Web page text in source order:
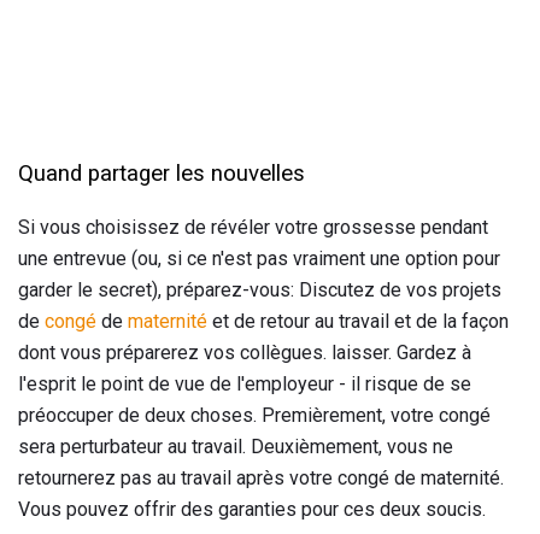
Quand partager les nouvelles
Si vous choisissez de révéler votre grossesse pendant
une entrevue (ou, si ce n'est pas vraiment une option pour
garder le secret), préparez-vous: Discutez de vos projets
de congé de maternité et de retour au travail et de la façon
dont vous préparerez vos collègues. laisser. Gardez à
l'esprit le point de vue de l'employeur - il risque de se
préoccuper de deux choses. Premièrement, votre congé
sera perturbateur au travail. Deuxièmement, vous ne
retournerez pas au travail après votre congé de maternité.
Vous pouvez offrir des garanties pour ces deux soucis.